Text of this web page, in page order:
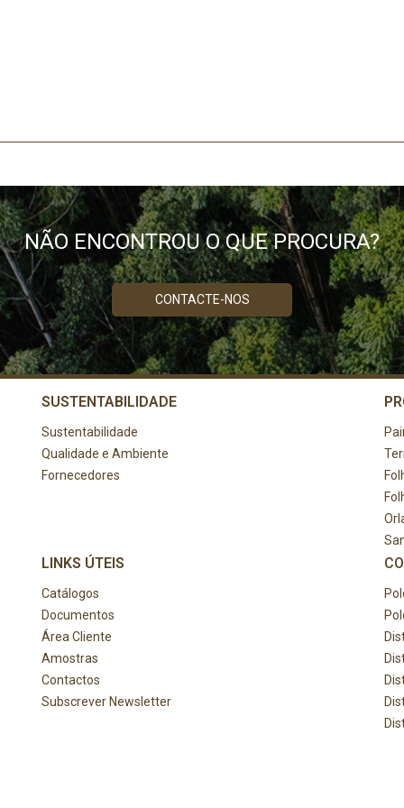
NÃO ENCONTROU O QUE PROCURA?
CONTACTE-NOS
SUSTENTABILIDADE
Sustentabilidade
Qualidade e Ambiente
Fornecedores
LINKS ÚTEIS
Catálogos
Documentos
Área Cliente
Amostras
Contactos
Subscrever Newsletter